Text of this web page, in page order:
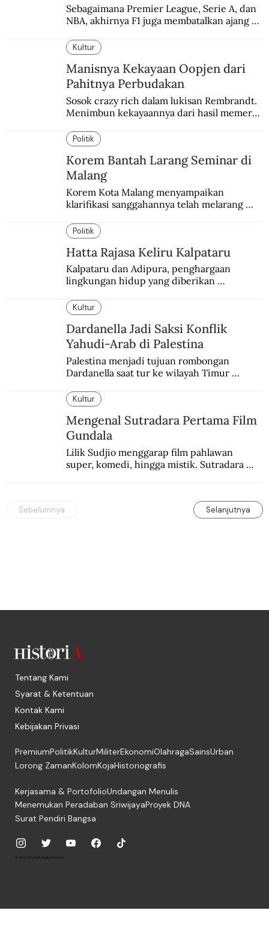
Sebagaimana Premier League, Serie A, dan
NBA, akhirnya F1 juga membatalkan ajang
enam dekade lampau.
Kultur
Manisnya Kekayaan Oopjen dari
Pahitnya Perbudakan
Sosok crazy rich dalam lukisan Rembrandt.
Menimbun kekayaannya dari hasil memeras
Politik
Korem Bantah Larang Seminar di
Malang
Korem Kota Malang menyampaikan
klarifikasi sanggahannya telah melarang
Malang.
Politik
Hatta Rajasa Keliru Kalpataru
Kalpataru dan Adipura, penghargaan
lingkungan hidup yang diberikan
yang berbeda.
Kultur
Dardanella Jadi Saksi Konflik
Yahudi-Arab di Palestina
Palestina menjadi tujuan rombongan
Dardanella saat tur ke wilayah Timur
ketegangan antara orang Yahudi dan
penduduk Arab.
Kultur
Mengenal Sutradara Pertama Film
Gundala
Lilik Sudjio menggarap film pahlawan
super, komedi, hingga mistik. Sutradara
Sebelumnya Selanjutnya
Tentang Kami
Syarat & Ketentuan
Kontak Kami
Kebijakan Privasi
PremiumPolitikKulturMiliterEkonomiOlahragaSainsUrban
Lorong ZamanKolomKojaHistoriografis
Kerjasama & PortofolioUndangan Menulis
Menemukan Peradaban SriwijayaProyek DNA
Surat Pendiri Bangsa
© 2026, PT. Media Digital Historia.